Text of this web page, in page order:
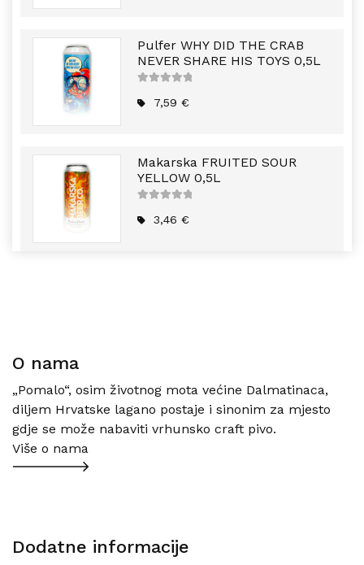
Pulfer WHY DID THE CRAB
NEVER SHARE HIS TOYS 0,5L
5
7,59€
Makarska FRUITED SOUR
YELLOW 0,5L
5
3,46€
O nama
„Pomalo“, osim životnog mota većine Dalmatinaca,
diljem Hrvatske lagano postaje i sinonim za mjesto
gdje se može nabaviti vrhunsko craft pivo.
Više o nama
Dodatne informacije